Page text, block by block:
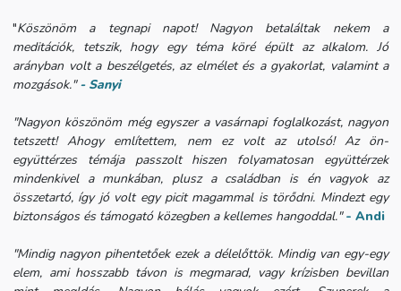
"Köszönöm a tegnapi napot! Nagyon betaláltak nekem a
meditációk, tetszik, hogy egy téma köré épült az alkalom. Jó
arányban volt a beszélgetés, az elmélet és a gyakorlat, valamint a
mozgások."- Sanyi
"Nagyon köszönöm még egyszer a vasárnapi foglalkozást, nagyon
tetszett! Ahogy említettem, nem ez volt az utolsó! Az ön-
együttérzes témája passzolt hiszen folyamatosan együttérzek
mindenkivel a munkában, plusz a családban is én vagyok az
összetartó, így jó volt egy picit magammal is törődni. Mindezt egy
biztonságos és támogató közegben a kellemes hangoddal." - Andi
"Mindig nagyon pihentetőek ezek a délelőttök. Mindig van egy-egy
elem, ami hosszabb távon is megmarad, vagy krízisben bevillan